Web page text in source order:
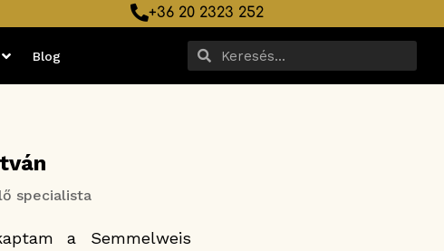
+36 20 2323 252
Blog
specialista
a Semmelweis